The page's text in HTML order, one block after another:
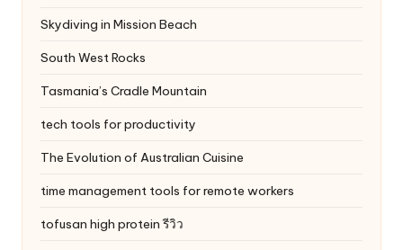
Skydiving in Mission Beach
South West Rocks
Tasmania’s Cradle Mountain
tech tools for productivity
The Evolution of Australian Cuisine
time management tools for remote workers
tofusan high protein รีวิว